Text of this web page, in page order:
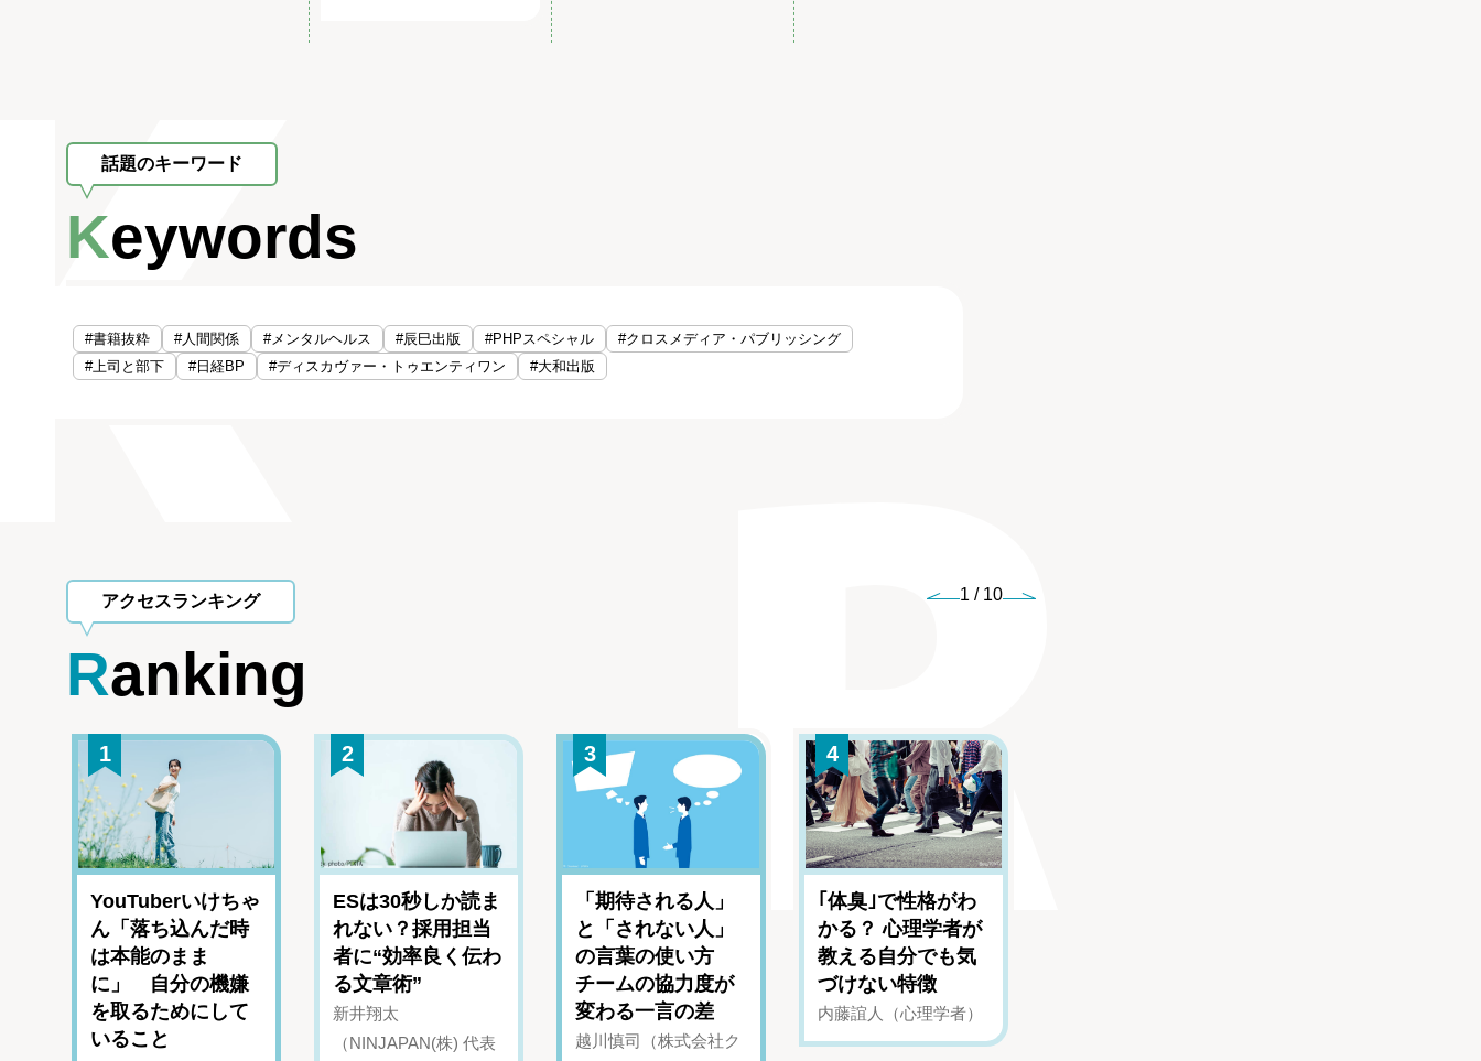
話題のキーワード
Keywords
#書籍抜粋 #人間関係 #メンタルヘルス #辰巳出版 #PHPスペシャル
#クロスメディア・パブリッシング
#上司と部下
#日経BP #ディスカヴァー・トゥエンティワン #大和出版
アクセスランキング
Ranking
1 / 10
1
YouTuberいけちゃ
ん「落ち込んだ時
は本能のまま
に」 自分の機嫌
を取るためにして
いること
2
ESは30秒しか読ま
れない？採用担当
者に“効率良く伝わ
る文章術”
新井翔太
（NINJAPAN(株) 代表
3
「期待される人」
と「されない人」
の言葉の使い方
チームの協力度が
変わる一言の差
越川慎司（株式会社ク
4
｢体臭｣で性格がわ
かる？ 心理学者が
教える自分でも気
づけない特徴
内藤誼人（心理学者）